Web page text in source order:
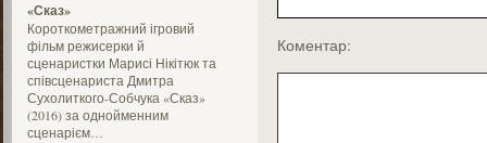
«Сказ»
Короткометражний ігровий
фільм режисерки й
сценаристки Марисі Нікітюк та
співсценариста Дмитра
Сухолиткого-Собчука «Сказ»
(2016) за однойменним
сценарієм…
Коментар: